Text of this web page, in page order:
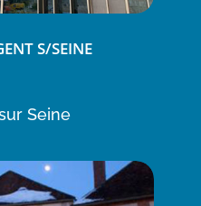
S/SEINE
Seine